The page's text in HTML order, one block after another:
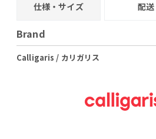
仕様・サイズ 配送
Brand
Calligaris / カリガリス